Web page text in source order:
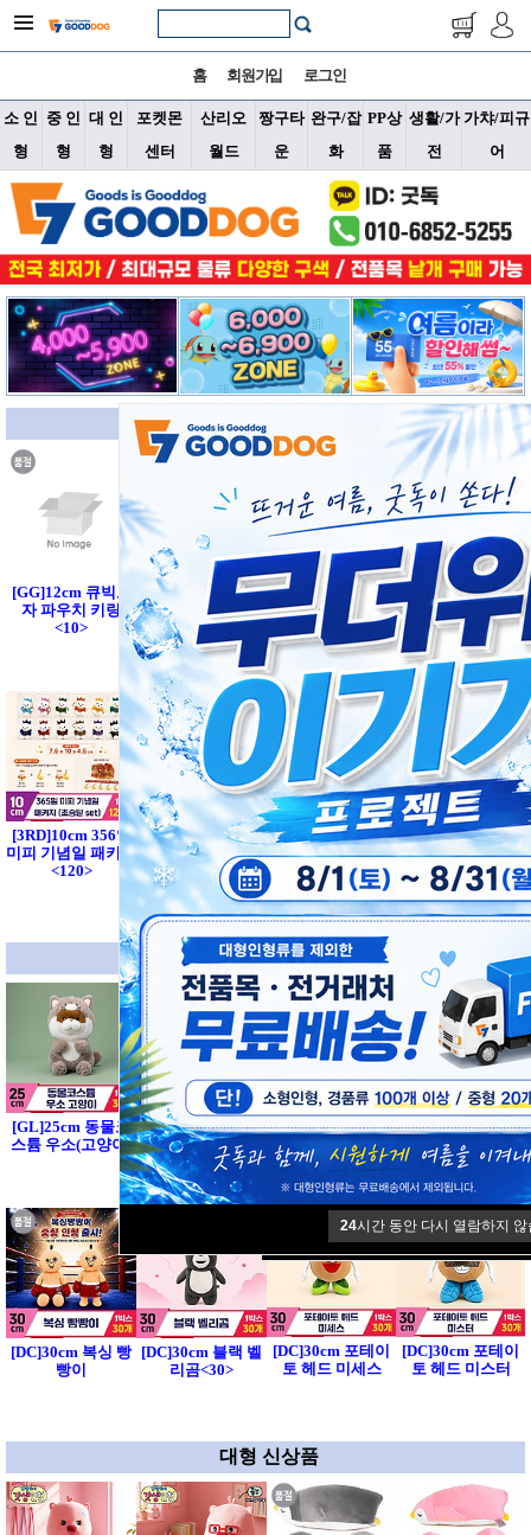
24시간 동안 다시 열람하지 않
홈 회원가입 로그인
소 인
형
중 인
형
대 인
형
포켓몬
센터
산리오
월드
짱구타
운
완구/잡
화
PP상
품
생활/가
전
가챠/피규
어
소형 신상품
[GG]12cm 큐빅모
자 파우치 키링
<10>
[GG]7cm 오니기리
3종 키링<18>
[GL]12cm 동물코
스튬 우소(강아지,
고양이)
[GL]9cm 동물코스
튬 우소(강아지,고
양이)
[3RD]10cm 356일
미피 기념일 패키지
<120>
[HW]8cm 팝스타
키링 4종
[CNH]8cm 모아나
헤이헤이 미니 키
체인
[CNH]8cm 모아나
카카모라 미니 키
체인
중형 신상품
[GL]25cm 동물코
스튬 우소(고양이)
[GL]25cm 동물코
스튬 우소(강아지)
[HB]25cm 바다코
끼리 우치 3종
[DC]30cm 빵빵이
애착인형 끼꼬 2종
[DC]30cm 복싱 빵
빵이
[DC]30cm 블랙 벨
리곰<30>
[DC]30cm 포테이
토 헤드 미세스
[DC]30cm 포테이
토 헤드 미스터
대형 신상품